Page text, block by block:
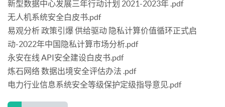
新型数据中心发展三年行动计划 2021-2023年 .pdf
无人机系统安全白皮书.pdf
易观分析 政策引爆 供给驱动 隐私计算价值循环正式启
动-2022年中国隐私计算市场分析.pdf
永安在线 API安全建设白皮书.pdf
炼石网络 数据出境安全评估办法 .pdf
电力行业信息系统安全等级保护定级指导意见.pdf